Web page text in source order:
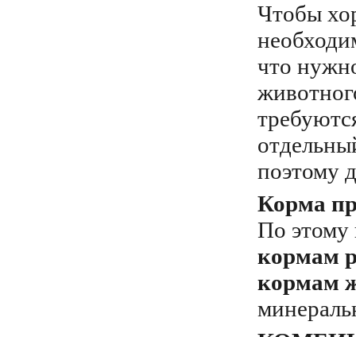
Чтобы
что
поэтому
Корма
По этому
кормам
кормам